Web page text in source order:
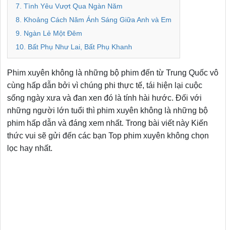
7. Tình Yêu Vượt Qua Ngàn Năm
8. Khoảng Cách Năm Ánh Sáng Giữa Anh và Em
9. Ngàn Lẻ Một Đêm
10. Bất Phụ Như Lai, Bất Phụ Khanh
Phim xuyên không là những bộ phim đến từ Trung Quốc vô
cùng hấp dẫn bởi vì chúng phi thực tế, tái hiện lại cuộc
sống ngày xưa và đan xen đó là tính hài hước. Đối với
những người lớn tuổi thì phim xuyên không là những bộ
phim hấp dẫn và đáng xem nhất. Trong bài viết này Kiến
thức vui sẽ gửi đến các bạn Top phim xuyên không chọn
lọc hay nhất.